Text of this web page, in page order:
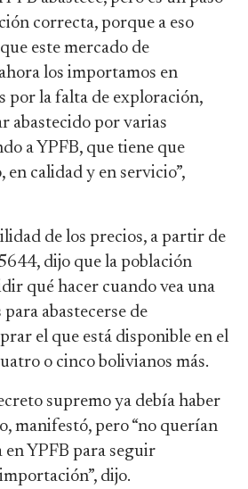
correcta, porque a eso
este mercado de
los importamos en
por la falta de exploración,
abastecido por varias
a YPFB, que tiene que
calidad y en servicio”,
de los precios, a partir de
dijo que la población
qué hacer cuando vea una
abastecerse de
el que está disponible en el
o cinco bolivianos más.
supremo ya debía haber
manifestó, pero “no querían
YPFB para seguir
dijo.